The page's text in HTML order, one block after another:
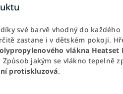
své barvě vhodný do
zastane i v dětském pokoji.
vlákna Heatset
Způsob jakým se vlákno tepelně
protiskluzová.